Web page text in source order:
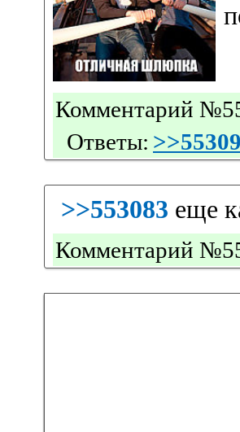
Комментарий
Ответы:
>>553083 еще
Комментарий